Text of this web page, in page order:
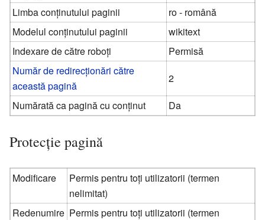
Limba conținutului paginii
ro - română
Modelul conținutului paginii
wikitext
Indexare de către roboți
Permisă
Număr de redirecționări către
această pagină
2
Numărată ca pagină cu conținut
Da
Protecție pagină
Modificare
Permis pentru toți utilizatorii (termen
nelimitat)
Redenumire Permis pentru toți utilizatorii (termen